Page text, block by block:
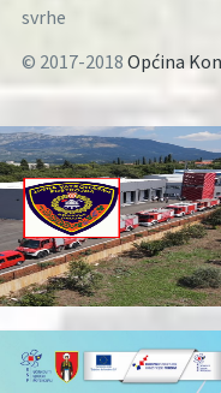
svrhe
© 2017-2018 Općina